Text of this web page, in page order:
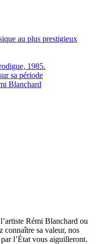
au plus prestigieux
1985.
sa période
Blanchard
Rémi Blanchard ou
connaître sa valeur, nos
l’État vous aiguilleront.